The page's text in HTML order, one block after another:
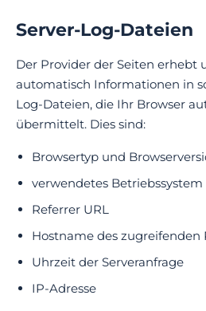
Server-Log-Dateien
Der Provider der Seiten erhebt
automatisch Informationen in
Log-Dateien, die Ihr Browser
übermittelt. Dies sind:
Browsertyp und
verwendetes Betriebssystem
Referrer URL
Hostname des zugreifenden
Uhrzeit der Serveranfrage
IP-Adresse